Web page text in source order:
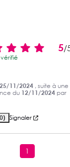
5/
25/11/2024 , suite à une
du 12/11/2024 par
Signaler
1